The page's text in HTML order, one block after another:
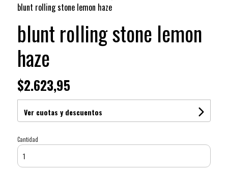
blunt rolling stone lemon haze
blunt rolling stone lemon
haze
$2.623,95
Ver cuotas y descuentos
Cantidad